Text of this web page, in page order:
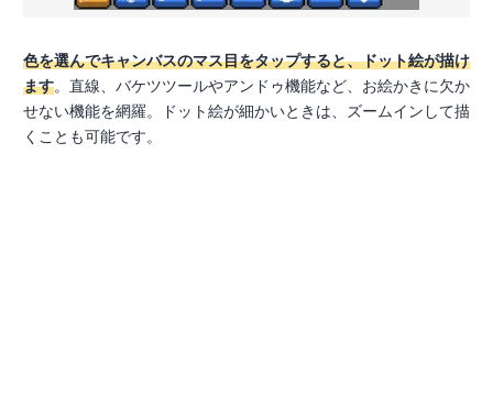
色を選んでキャンバスのマス目をタップすると、ドット絵が描け
ます。直線、バケツツールやアンドゥ機能など、お絵かきに欠か
せない機能を網羅。ドット絵が細かいときは、ズームインして描
くことも可能です。